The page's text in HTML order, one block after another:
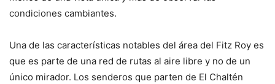
condiciones cambiantes.
Una de las características notables del área del Fitz Roy es
que es parte de una red de rutas al aire libre y no de un
único mirador. Los senderos que parten de El Chaltén